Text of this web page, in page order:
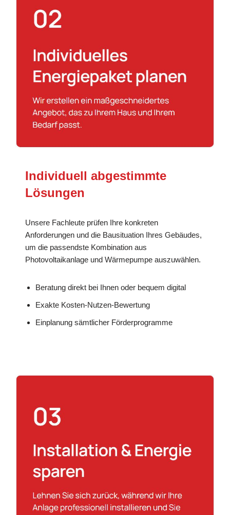
Individuell abgestimmte
Lösungen
Unsere Fachleute prüfen Ihre konkreten
Anforderungen und die Bausituation Ihres Gebäudes,
um die passendste Kombination aus
Photovoltaikanlage und Wärmepumpe auszuwählen.
Beratung direkt bei Ihnen oder bequem digital
Exakte Kosten-Nutzen-Bewertung
Einplanung sämtlicher Förderprogramme